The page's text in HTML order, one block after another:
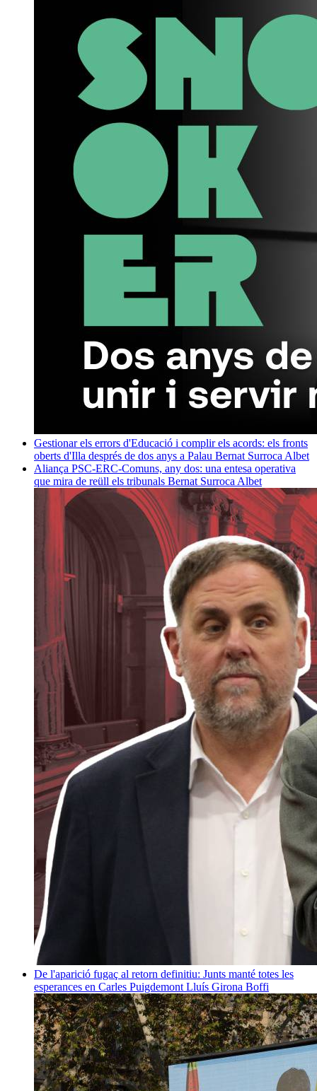
Gestionar els errors d'Educació i complir els acords: els fronts
oberts d'Illa després de dos anys a Palau Bernat Surroca Albet
Aliança PSC-ERC-Comuns, any dos: una entesa operativa
que mira de reüll els tribunals Bernat Surroca Albet
De l'aparició fugaç al retorn definitiu: Junts manté totes les
esperances en Carles Puigdemont Lluís Girona Boffi